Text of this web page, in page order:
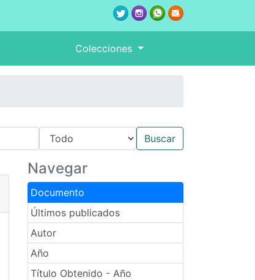
Colecciones
Navegar
Documento
Últimos publicados
Autor
Año
Título Obtenido - Año